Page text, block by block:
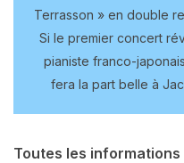
Terrasson » en double
Si le premier concert
pianiste franco-
fera la part belle à
Toutes les